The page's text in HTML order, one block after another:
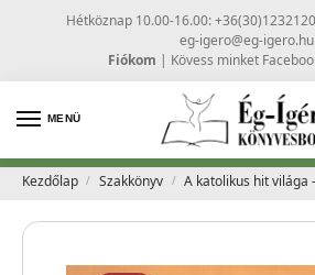
Hétköznap 10.00-16.00:
eg-igero@eg-igero.hu
Fiókom | Kövess minket
MENÜ
Kezdőlap / Szakkönyv / A katolikus hit világa